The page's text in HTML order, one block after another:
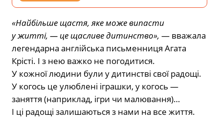
«Найбільше щастя, яке може випасти
у житті, — це щасливе дитинство», — вважала
легендарна англійська письменниця Агата
Крісті. І з нею важко не погодитися.
У кожної людини були у дитинстві свої радощі.
У когось це улюблені іграшки, у когось —
заняття (наприклад, ігри чи малювання)…
І ці радощі залишаються з нами на все життя.